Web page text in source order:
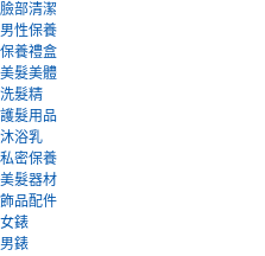
臉部清潔
男性保養
保養禮盒
美髮美體
洗髮精
護髮用品
沐浴乳
私密保養
美髮器材
飾品配件
女錶
男錶